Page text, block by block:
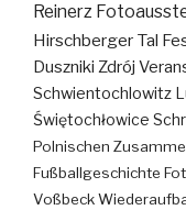
Reinerz
Hirschberger Tal
Duszniki Zdrój
Schwientochlowitz
Świętochłowice
Polnischen
Fußballgeschichte
Voßbeck